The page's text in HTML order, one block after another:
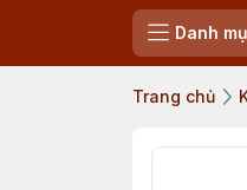
Danh
Trang chủ